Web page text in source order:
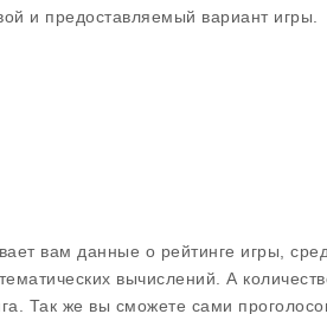
и предоставляемый вариант игры.
вам данные о рейтинге игры,
вычислений. А
Так же вы сможете сами